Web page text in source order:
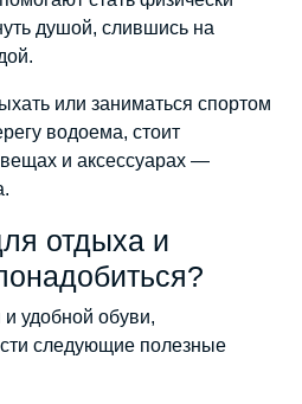
душой, слившись на
или заниматься спортом
водоема, стоит
и аксессуарах —
отдыха и
удобной обуви,
следующие полезные